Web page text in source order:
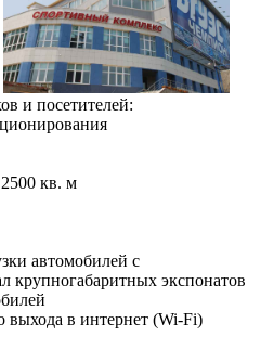
и посетителей:
кв. м
автомобилей с
крупногабаритных экспонатов
выхода в интернет (Wi-Fi)